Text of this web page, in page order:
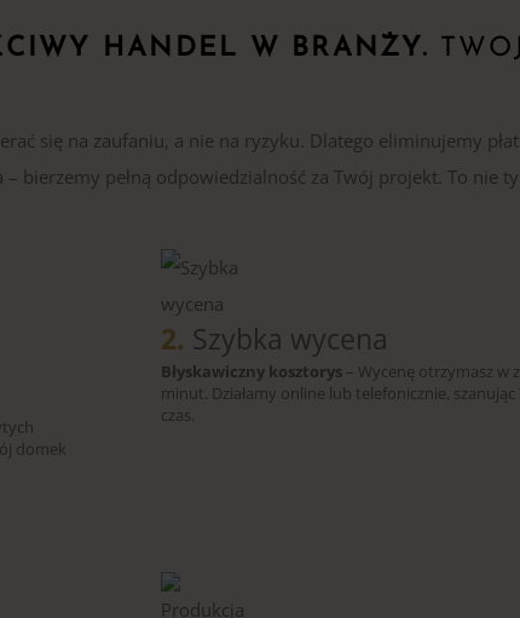
HANDEL W BRANŻY.
się na zaufaniu, a nie na ryzyku. Dlatego eliminujemy
bierzemy pełną odpowiedzialność za Twój projekt. To nie
domek
2. Szybka wycena
Błyskawiczny kosztorys– Wycenę otrzymasz w
minut. Działamy online lub telefonicznie, szanując
czas.